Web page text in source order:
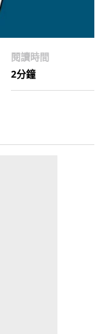
閱讀時間
2分鐘